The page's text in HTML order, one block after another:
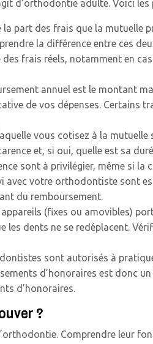
d’orthodontie adulte. Voici
part des frais que la mutuelle
la différence entre ces
frais réels, notamment en
annuel est le montant
de vos dépenses. Certains
vous cotisez à la
et, si oui, quelle est sa
sont à privilégier, même si la
avec votre orthodontiste sont
du remboursement.
(fixes ou amovibles)
dents ne se redéplacent.
sont autorisés à
d’honoraires est donc
d’honoraires.
?
Comprendre leur